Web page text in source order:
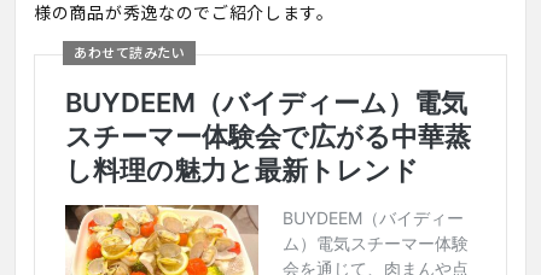
様の商品が秀逸なのでご紹介します。